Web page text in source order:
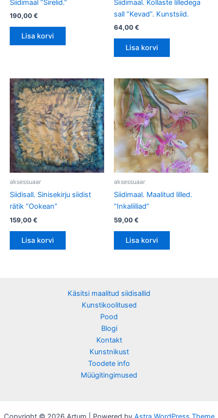
Siidimaal “Sirelid.”
190,00€
Lisa korvi
Siidimaal. Kollaste lilledega
sall “Kevad”. Kunstsiid.
64,00€
Lisa korvi
aksessuaar
Siidisall. Sinisekirju siidist
rätik “Ookean”
159,00€
Lisa korvi
aksessuaar
Siidimaal. Maalitud lilled.
“Inkaliiliad”
59,00€
Lisa korvi
Käsitsi maalitud siidisallid
Kunstikoolitused
Pood
Blogi
Kontakt
Kunstnikust
Toodete info
Müügitingimused